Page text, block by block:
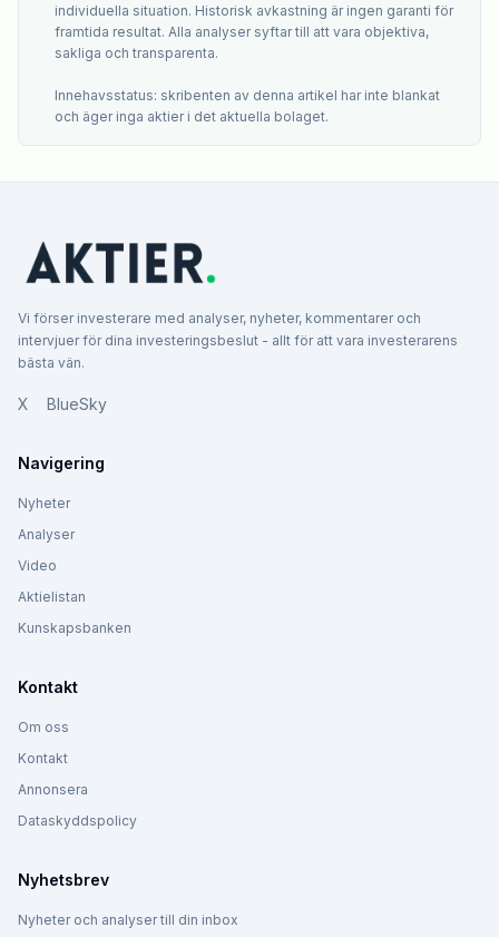
individuella situation. Historisk avkastning är ingen garanti för
framtida resultat. Alla analyser syftar till att vara objektiva,
sakliga och transparenta.
Innehavsstatus: skribenten av denna artikel har inte blankat
och äger inga aktier i det aktuella bolaget.
Vi förser investerare med analyser, nyheter, kommentarer och
intervjuer för dina investeringsbeslut - allt för att vara investerarens
bästa vän.
X BlueSky
Navigering
Nyheter
Analyser
Video
Aktielistan
Kunskapsbanken
Kontakt
Om oss
Kontakt
Annonsera
Dataskyddspolicy
Nyhetsbrev
Nyheter och analyser till din inbox